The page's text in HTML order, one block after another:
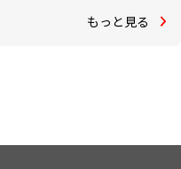
もっと見る